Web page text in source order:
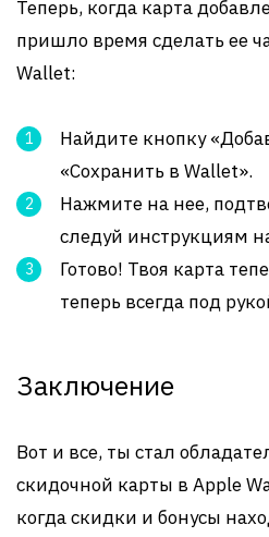
Теперь, когда карта
пришло время сделать ее
Wallet:
Найдите кнопку
«Сохранить в Wallet».
Нажмите на нее,
следуй инструкциям
Готово! Твоя карта
теперь всегда под
Заключение
Вот и все, ты стал
скидочной карты в Apple
когда скидки и бонусы